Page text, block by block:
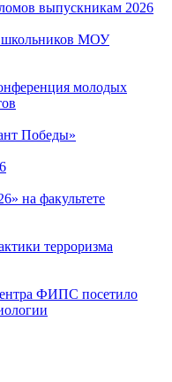
выпускникам 2026
школьников МОУ
молодых
Победы»
на факультете
терроризма
ФИПС посетило